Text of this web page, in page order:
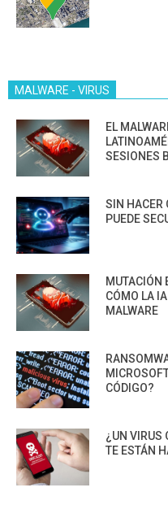
MALWARE - VIRUS
EL
SESIONES
SIN HACER
PUEDE
MUTACIÓN
CÓMO LA
MALWARE
CÓDIGO?
¿UN VIRUS
TE ESTÁN